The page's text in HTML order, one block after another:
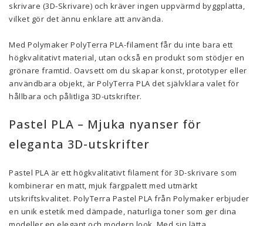
skrivare (3D-Skrivare) och kräver ingen uppvärmd byggplatta,
vilket gör det ännu enklare att använda.
Med Polymaker PolyTerra PLA-filament får du inte bara ett
högkvalitativt material, utan också en produkt som stödjer en
grönare framtid. Oavsett om du skapar konst, prototyper eller
användbara objekt, är PolyTerra PLA det självklara valet för
hållbara och pålitliga 3D-utskrifter.
Pastel PLA – Mjuka nyanser för
eleganta 3D-utskrifter
Pastel PLA är ett högkvalitativt filament för 3D-skrivare som
kombinerar en matt, mjuk färgpalett med utmärkt
utskriftskvalitet. PolyTerra Pastel PLA från Polymaker erbjuder
en unik estetik med dämpade, naturliga toner som ger dina